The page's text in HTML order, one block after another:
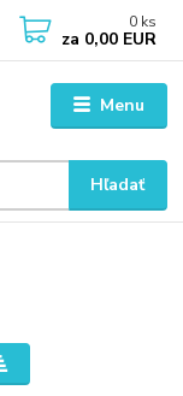
Menu
Hľadať
0 ks
za 0,00 EUR